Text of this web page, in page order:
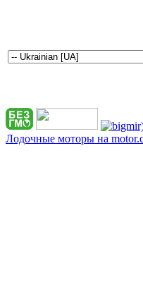
Лодочные моторы на